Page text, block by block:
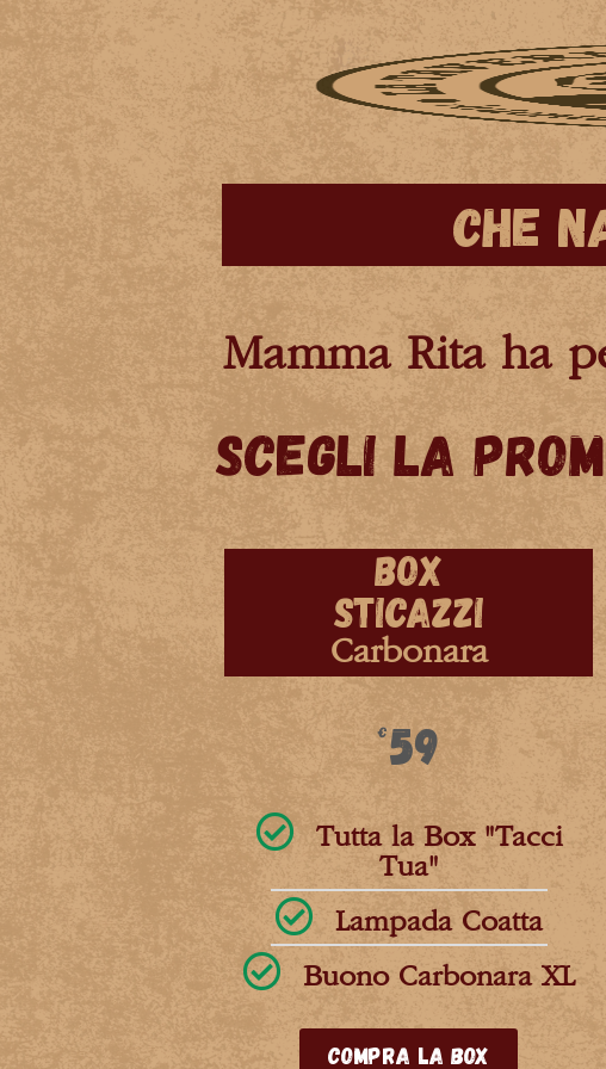
Che
Mamma Rita ha
Scegli la
BOX
STICAZZI
Carbonara
€59
Tutta la Box "Tacci
Tua"
Lampada Coatta
Buono Carbonara XL
Compra la Box